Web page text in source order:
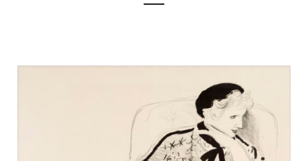
Ausstellungen
Unsere Angebote